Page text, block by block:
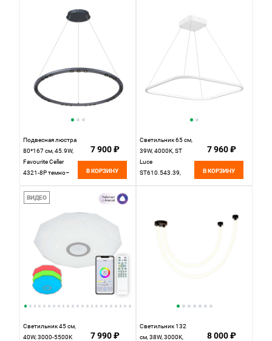
6534/28L, чёрный
Подвесная люстра
80*167 см, 45.9W,
Favourite Celler
4321-8P темно–
7 900 ₽
В КОРЗИНУ
Светильник 65 см,
39W, 4000K, ST
Luce
ST610.543.39,
7 960 ₽
В КОРЗИНУ
ВИДЕО
Светильник 45 см,
40W, 3000-5500K
7 990 ₽
Светильник 132
см, 38W, 3000K,
8 000 ₽